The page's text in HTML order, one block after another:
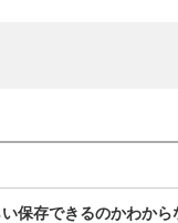
保存できるのかわか